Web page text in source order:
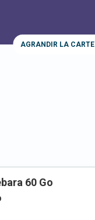
AGRANDIR LA CARTE
60 Go